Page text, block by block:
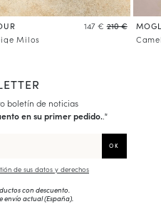
147 € 210 €
Milos
boletín de noticias
en su primer pedido..*
de sus datos y derechos
con descuento.
envío actual (España).